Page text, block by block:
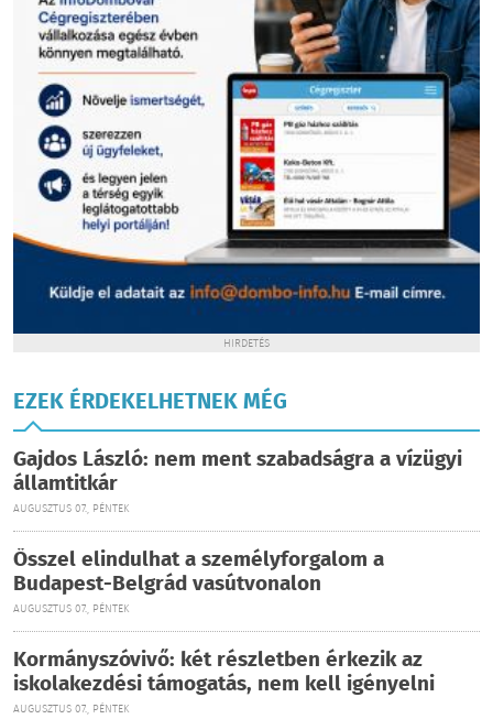
HIRDETÉS
EZEK ÉRDEKELHETNEK MÉG
Gajdos László: nem ment szabadságra a vízügyi
államtitkár
AUGUSZTUS 07., PÉNTEK
Ősszel elindulhat a személyforgalom a
Budapest-Belgrád vasútvonalon
AUGUSZTUS 07., PÉNTEK
Kormányszóvivő: két részletben érkezik az
iskolakezdési támogatás, nem kell igényelni
AUGUSZTUS 07., PÉNTEK